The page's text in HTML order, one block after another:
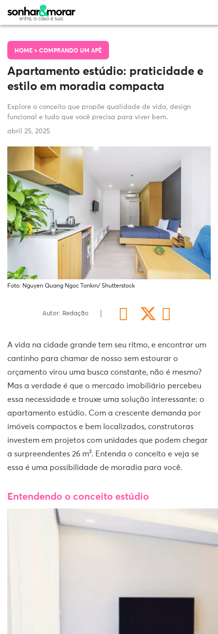
HOME > COMPRANDO UM APÊ
Apartamento estúdio: praticidade e
estilo em moradia compacta
Explore o conceito que propõe qualidade de vida, design
funcional e tudo que você precisa para viver bem.
abril 25, 2025
Foto: Nguyen Quang Ngoc Tonkin/ Shutterstock
Autor: Redação
A vida na cidade grande tem seu ritmo, e encontrar um
cantinho para chamar de nosso sem estourar o
orçamento virou uma busca constante, não é mesmo?
Mas a verdade é que o mercado imobiliário percebeu
essa necessidade e trouxe uma solução interessante: o
apartamento estúdio. Com a crescente demanda por
imóveis compactos e bem localizados, construtoras
investem em projetos com unidades que podem chegar
a surpreendentes 26 m². Entenda o conceito e veja se
essa é uma possibilidade de moradia para você.
Entendendo o conceito estúdio